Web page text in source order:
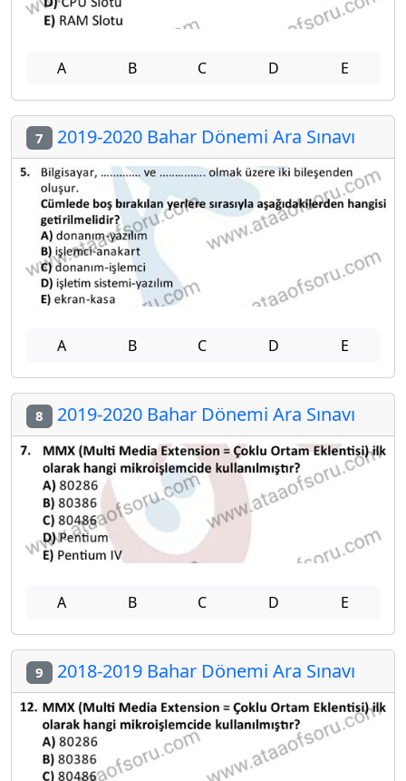
A B C D E
7 2019-2020 Bahar Dönemi Ara Sınavı
A B C D E
8 2019-2020 Bahar Dönemi Ara Sınavı
A B C D E
9 2018-2019 Bahar Dönemi Ara Sınavı